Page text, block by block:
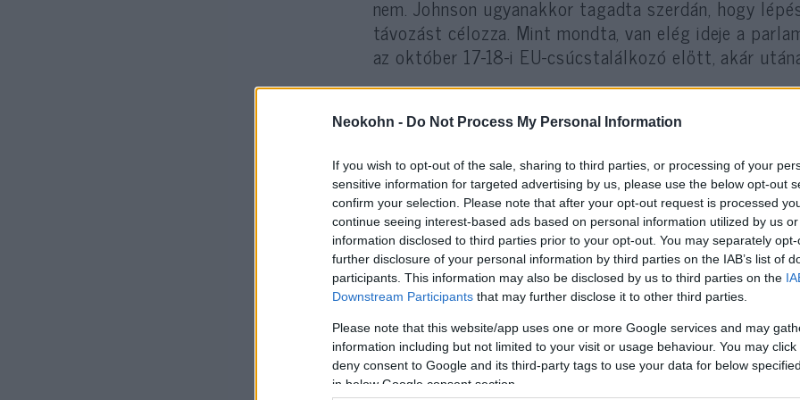
Neokohn - Do Not Process My Personal Information
If you wish to opt-out of the sale, sharing to third parties, or processing of your
sensitive information for targeted advertising by us, please use the below opt-out
confirm your selection. Please note that after your opt-out request is processed
continue seeing interest-based ads based on personal information utilized by us
information disclosed to third parties prior to your opt-out. You may separately
further disclosure of your personal information by third parties on the IAB’s list of
participants. This information may also be disclosed by us to third parties on the
Downstream Participants that may further disclose it to other third parties.
Please note that this website/app uses one or more Google services and may
information including but not limited to your visit or usage behaviour. You may
deny consent to Google and its third-party tags to use your data for below
in below Google consent section.
nem. Johnson ugyanakkor tagadta szerdán, hogy
távozást célozza. Mint mondta, van elég ideje a
az október 17-18-i EU-csúcstalálkozó előtt, akár
Az alsóházban többségben vannak a megállapodás
Konzervatív Párt pedig kisebbségben, az észak-
(DUP) külső támogatásával kormányoz, és így is
A parlamenti ülésszak felfüggesztése
három nagy párt kongresszusának idejére szólóan.
ellenes Liberális Demokratáké szeptember 14-én
vezette Konzervatív Párté zárja az október 2-án
tehát 12 nappal később ül össze újra.
Az AP amerikai hírügynökség megjegyzi, hogy a
uralkodó hajlíthatatlanul távol tartja magát a